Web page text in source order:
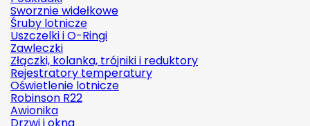
Sworznie widełkowe
Śruby lotnicze
Uszczelki i O-Ringi
Zawleczki
Złączki, kolanka, trójniki i reduktory
Rejestratory temperatury
Oświetlenie lotnicze
Robinson R22
Awionika
Drzwi i okna